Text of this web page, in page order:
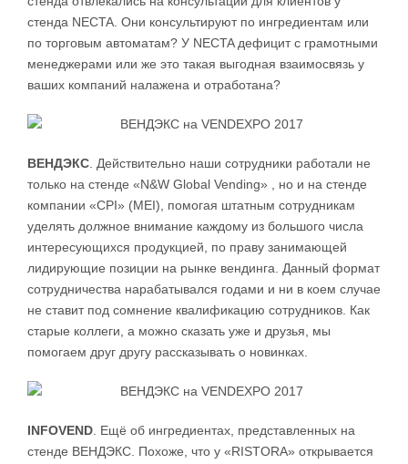
стенда NECTA. Они консультируют по ингредиентам или
по торговым автоматам? У NECTA дефицит с грамотными
менеджерами или же это такая выгодная взаимосвязь у
ваших компаний налажена и отработана?
ВЕНДЭКС . Действительно наши сотрудники работали не
только на стенде «N&W Global Vending» , но и на стенде
компании «CPI» (MEI), помогая штатным сотрудникам
уделять должное внимание каждому из большого числа
интересующихся продукцией, по праву занимающей
лидирующие позиции на рынке вендинга. Данный формат
сотрудничества нарабатывался годами и ни в коем случае
не ставит под сомнение квалификацию сотрудников. Как
старые коллеги, а можно сказать уже и друзья, мы
помогаем друг другу рассказывать о новинках.
INFOVEND . Ещё об ингредиентах, представленных на
стенде ВЕНДЭКС. Похоже, что у «RISTORA» открывается